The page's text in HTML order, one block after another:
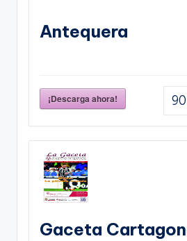
Antequera
¡Descarga ahora!
Gaceta